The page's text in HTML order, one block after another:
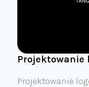
Projektowanie
Projektowanie